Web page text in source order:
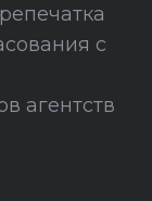
с
агентств